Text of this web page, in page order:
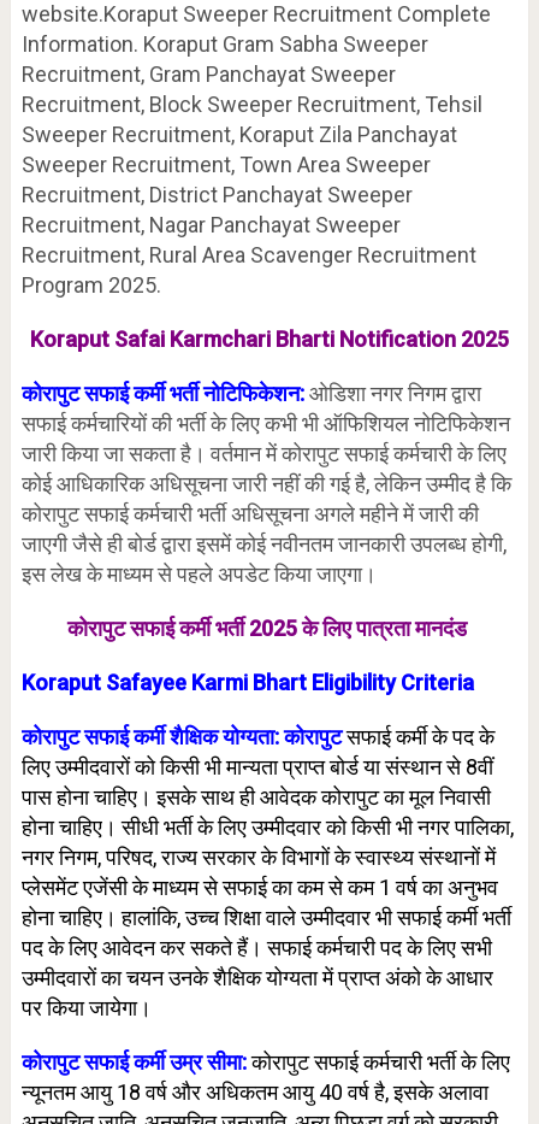
website.Koraput Sweeper Recruitment Complete
Information. Koraput Gram Sabha Sweeper
Recruitment, Gram Panchayat Sweeper
Recruitment, Block Sweeper Recruitment, Tehsil
Sweeper Recruitment, Koraput Zila Panchayat
Sweeper Recruitment, Town Area Sweeper
Recruitment, District Panchayat Sweeper
Recruitment, Nagar Panchayat Sweeper
Recruitment, Rural Area Scavenger Recruitment
Program 2025.
Koraput Safai Karmchari Bharti Notification 2025
कोरापुट सफाई कर्मी भर्ती नोटिफिकेशन:ओडिशा नगर निगम द्वारा
सफाई कर्मचारियों की भर्ती के लिए कभी भी ऑफिशियल नोटिफिकेशन
जारी किया जा सकता है। वर्तमान में कोरापुट सफाई कर्मचारी के लिए
कोई आधिकारिक अधिसूचना जारी नहीं की गई है, लेकिन उम्मीद है कि
कोरापुट सफाई कर्मचारी भर्ती अधिसूचना अगले महीने में जारी की
जाएगी जैसे ही बोर्ड द्वारा इसमें कोई नवीनतम जानकारी उपलब्ध होगी,
इस लेख के माध्यम से पहले अपडेट किया जाएगा।
कोरापुट सफाई कर्मी भर्ती 2025 के लिए पात्रता मानदंड
Koraput Safayee Karmi Bhart Eligibility Criteria
कोरापुट सफाई कर्मी शैक्षिक योग्यता: कोरापुटसफाई कर्मी के पद के
लिए उम्मीदवारों को किसी भी मान्यता प्राप्त बोर्ड या संस्थान से 8वीं
पास होना चाहिए। इसके साथ ही आवेदक कोरापुट का मूल निवासी
होना चाहिए। सीधी भर्ती के लिए उम्मीदवार को किसी भी नगर पालिका,
नगर निगम, परिषद, राज्य सरकार के विभागों के स्वास्थ्य संस्थानों में
प्लेसमेंट एजेंसी के माध्यम से सफाई का कम से कम 1 वर्ष का अनुभव
होना चाहिए। हालांकि, उच्च शिक्षा वाले उम्मीदवार भी सफाई कर्मी भर्ती
पद के लिए आवेदन कर सकते हैं। सफाई कर्मचारी पद के लिए सभी
उम्मीदवारों का चयन उनके शैक्षिक योग्यता में प्राप्त अंको के आधार
पर किया जायेगा।
कोरापुट सफाई कर्मी उम्र सीमा:कोरापुट सफाई कर्मचारी भर्ती के लिए
न्यूनतम आयु 18 वर्ष और अधिकतम आयु 40 वर्ष है, इसके अलावा